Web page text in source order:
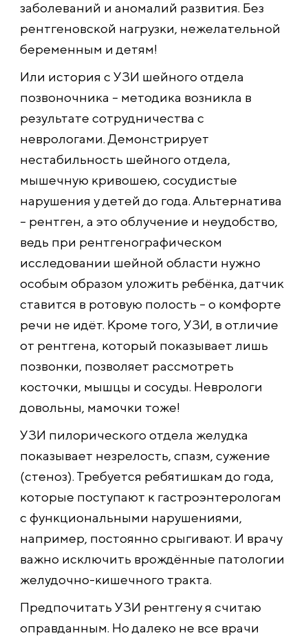
заболеваний и аномалий развития. Без
рентгеновской нагрузки, нежелательной
беременным и детям!
Или история с УЗИ шейного отдела
позвоночника – методика возникла в
результате сотрудничества с
неврологами. Демонстрирует
нестабильность шейного отдела,
мышечную кривошею, сосудистые
нарушения у детей до года. Альтернатива
– рентген, а это облучение и неудобство,
ведь при рентгенографическом
исследовании шейной области нужно
особым образом уложить ребёнка, датчик
ставится в ротовую полость – о комфорте
речи не идёт. Кроме того, УЗИ, в отличие
от рентгена, который показывает лишь
позвонки, позволяет рассмотреть
косточки, мышцы и сосуды. Неврологи
довольны, мамочки тоже!
УЗИ пилорического отдела желудка
показывает незрелость, спазм, сужение
(стеноз). Требуется ребятишкам до года,
которые поступают к гастроэнтерологам
с функциональными нарушениями,
например, постоянно срыгивают. И врачу
важно исключить врождённые патологии
желудочно-кишечного тракта.
Предпочитать УЗИ рентгену я считаю
оправданным. Но далеко не все врачи